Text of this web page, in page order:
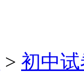
> 初中